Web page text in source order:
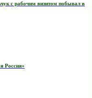
с рабочим визитом побывал в
Россия»